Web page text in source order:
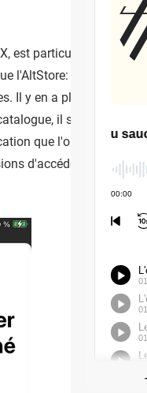
est particulièrement
l'AltStore: Setapp
Il y en a plus de 240
il suffit de
que l'on veut. C'est
d'accéder sur son